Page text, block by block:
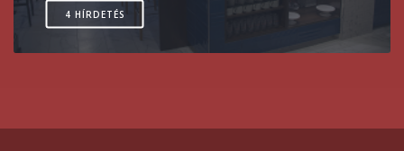
4 HÍRDETÉS